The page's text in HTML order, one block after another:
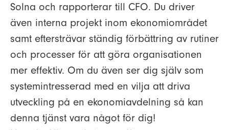
Solna och rapporterar till CFO. Du driver
även interna projekt inom ekonomiområdet
samt eftersträvar ständig förbättring av rutiner
och processer för att göra organisationen
mer effektiv. Om du även ser dig själv som
systemintresserad med en vilja att driva
utveckling på en ekonomiavdelning så kan
denna tjänst vara något för dig!